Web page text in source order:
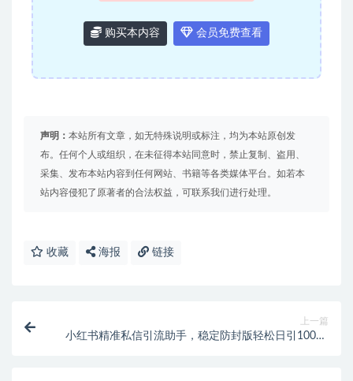
购买本内容 会员免费查看
声明： 本站所有文章，如无特殊说明或标注，均为本站原创发
布。任何个人或组织，在未征得本站同意时，禁止复制、盗用、
采集、发布本站内容到任何网站、书籍等各类媒体平台。如若本
站内容侵犯了原著者的合法权益，可联系我们进行处理。
收藏 海报 链接
上一篇
小红书精准私信引流助手，稳定防封版轻松日引1000+